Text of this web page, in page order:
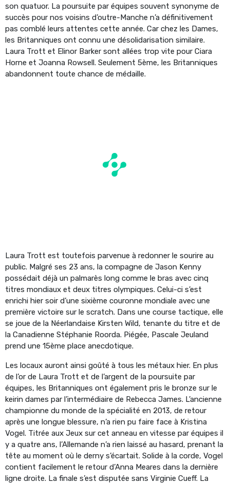
son quatuor. La poursuite par équipes souvent synonyme de
succès pour nos voisins d’outre-Manche n’a définitivement
pas comblé leurs attentes cette année. Car chez les Dames,
les Britanniques ont connu une désolidarisation similaire.
Laura Trott et Elinor Barker sont allées trop vite pour Ciara
Horne et Joanna Rowsell. Seulement 5ème, les Britanniques
abandonnent toute chance de médaille.
Laura Trott est toutefois parvenue à redonner le sourire au
public. Malgré ses 23 ans, la compagne de Jason Kenny
possédait déjà un palmarès long comme le bras avec cinq
titres mondiaux et deux titres olympiques. Celui-ci s’est
enrichi hier soir d’une sixième couronne mondiale avec une
première victoire sur le scratch. Dans une course tactique, elle
se joue de la Néerlandaise Kirsten Wild, tenante du titre et de
la Canadienne Stéphanie Roorda. Piégée, Pascale Jeuland
prend une 15ème place anecdotique.
Les locaux auront ainsi goûté à tous les métaux hier. En plus
de l’or de Laura Trott et de l’argent de la poursuite par
équipes, les Britanniques ont également pris le bronze sur le
keirin dames par l’intermédiaire de Rebecca James. L’ancienne
championne du monde de la spécialité en 2013, de retour
après une longue blessure, n’a rien pu faire face à Kristina
Vogel. Titrée aux Jeux sur cet anneau en vitesse par équipes il
y a quatre ans, l’Allemande n’a rien laissé au hasard, prenant la
tête au moment où le derny s’écartait. Solide à la corde, Vogel
contient facilement le retour d’Anna Meares dans la dernière
ligne droite. La finale s’est disputée sans Virginie Cueff. La